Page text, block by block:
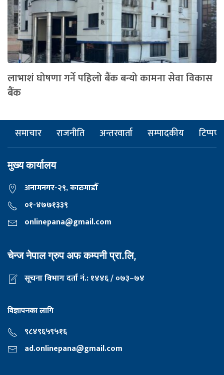
लाभाशं घोषणा गर्ने पहिलो बैंक बन्यो कामना सेवा विकास
बैंक
समाचार राजनीति अन्तरवार्ता सम्पादकीय टिप्पणी
मुख्य कार्यालय
अनामनगर-२९, काठमाडाैँ
०१-४७७१३३९
onlinepana@gmail.com
चेन्ज नेपाल ग्रुप अफ कम्पनी प्रा.लि,
सूचना विभाग दर्ता नं.: १४४६ / ०७३–७४
विज्ञापनका लागि
९८४९६५९५१६
ad.onlinepana@gmail.com